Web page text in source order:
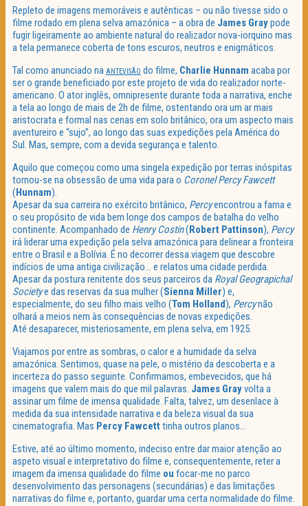
Repleto de imagens memoráveis e autênticas – ou não tivesse sido o
filme rodado em plena selva amazónica – a obra de James Graypode
fugir ligeiramente ao ambiente natural do realizador nova-iorquino mas
a tela permanece coberta de tons escuros, neutros e enigmáticos.
Tal como anunciado na ANTEVISÃO do filme, Charlie Hunnam acaba por
ser o grande beneficiado por este projeto de vida do realizador norte-
americano. O ator inglês, omnipresente durante toda a narrativa, enche
a tela ao longo de mais de 2h de filme, ostentando ora um ar mais
aristocrata e formal nas cenas em solo britânico, ora um aspecto mais
aventureiro e “sujo”, ao longo das suas expedições pela América do
Sul. Mas, sempre, com a devida segurança e talento.
Aquilo que começou como uma singela expedição por terras inóspitas
tornou-se na obsessão de uma vida para o Coronel Percy Fawcett
(Hunnam).
Apesar da sua carreira no exército britânico, Percyencontrou a fama e
o seu propósito de vida bem longe dos campos de batalha do velho
continente. Acompanhado de Henry Costin(Robert Pattinson), Percy
irá liderar uma expedição pela selva amazónica para delinear a fronteira
entre o Brasil e a Bolívia. É no decorrer dessa viagem que descobre
indícios de uma antiga civilização… e relatos uma cidade perdida.
Apesar da postura renitente dos seus parceiros da Royal Geograpichal
Societye das reservas da sua mulher (Sienna Miller) e,
especialmente, do seu filho mais velho (Tom Holland), Percynão
olhará a meios nem às consequências de novas expedições.
Até desaparecer, misteriosamente, em plena selva, em 1925.
Viajamos por entre as sombras, o calor e a humidade da selva
amazónica. Sentimos, quase na pele, o mistério da descoberta e a
incerteza do passo seguinte. Confirmamos, embevecidos, que há
imagens que valem mais do que mil palavras. James Grayvolta a
assinar um filme de imensa qualidade. Falta, talvez, um desenlace à
medida da sua intensidade narrativa e da beleza visual da sua
cinematografia. Mas Percy Fawcetttinha outros planos…
Estive, até ao último momento, indeciso entre dar maior atenção ao
aspeto visual e interpretativo do filme e, consequentemente, reter a
imagem da imensa qualidade do filme ou focar-me no parco
desenvolvimento das personagens (secundárias) e das limitações
narrativas do filme e, portanto, guardar uma certa normalidade do filme.